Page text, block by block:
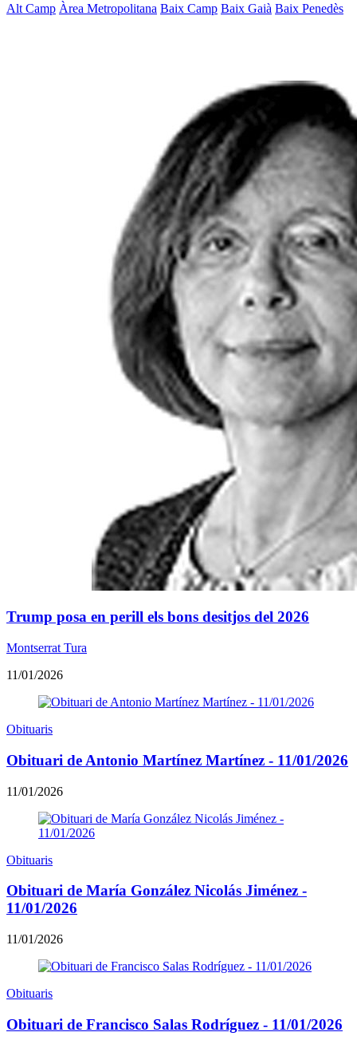
Alt Camp Àrea Metropolitana Baix Camp Baix Gaià Baix Penedès
Trump posa en perill els bons desitjos del 2026
Montserrat Tura
11/01/2026
Obituaris
Obituari de Antonio Martínez Martínez - 11/01/2026
11/01/2026
Obituaris
Obituari de María González Nicolás Jiménez -
11/01/2026
11/01/2026
Obituaris
Obituari de Francisco Salas Rodríguez - 11/01/2026